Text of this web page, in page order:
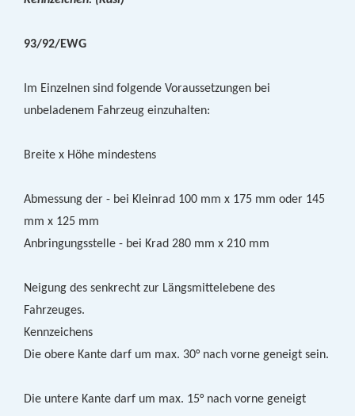
93/92/EWG
Im Einzelnen sind folgende Voraussetzungen bei
unbeladenem Fahrzeug einzuhalten:
Breite x Höhe mindestens
Abmessung der - bei Kleinrad 100 mm x 175 mm oder 145
mm x 125 mm
Anbringungsstelle - bei Krad 280 mm x 210 mm
Neigung des senkrecht zur Längsmittelebene des
Fahrzeuges.
Kennzeichens
Die obere Kante darf um max. 30° nach vorne geneigt sein.
Die untere Kante darf um max. 15° nach vorne geneigt